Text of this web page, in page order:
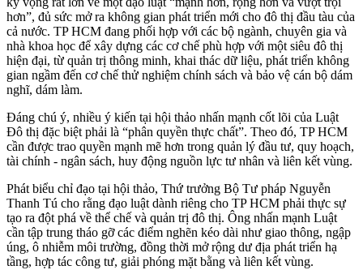
hơn”, đủ sức mở ra không gian phát triển mới cho đô thị đầu tàu của
cả nước. TP HCM đang phối hợp với các bộ ngành, chuyên gia và
nhà khoa học để xây dựng các cơ chế phù hợp với một siêu đô thị
hiện đại, từ quản trị thông minh, khai thác dữ liệu, phát triển không
gian ngầm đến cơ chế thử nghiệm chính sách và bảo vệ cán bộ dám
nghĩ, dám làm.
Đáng chú ý, nhiều ý kiến tại hội thảo nhấn mạnh cốt lõi của Luật
Đô thị đặc biệt phải là “phân quyền thực chất”. Theo đó, TP HCM
cần được trao quyền mạnh mẽ hơn trong quản lý đầu tư, quy hoạch,
tài chính - ngân sách, huy động nguồn lực tư nhân và liên kết vùng.
Phát biểu chỉ đạo tại hội thảo, Thứ trưởng Bộ Tư pháp Nguyễn
Thanh Tú cho rằng đạo luật dành riêng cho TP HCM phải thực sự
tạo ra đột phá về thể chế và quản trị đô thị. Ông nhấn mạnh Luật
cần tập trung tháo gỡ các điểm nghẽn kéo dài như giao thông, ngập
úng, ô nhiễm môi trường, đồng thời mở rộng dư địa phát triển hạ
tầng, hợp tác công tư, giải phóng mặt bằng và liên kết vùng.